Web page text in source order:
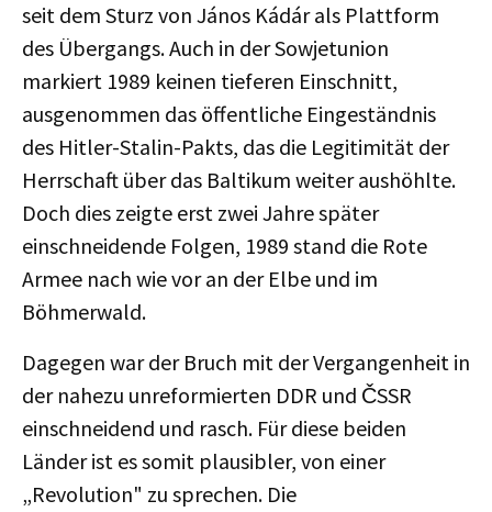
seit dem Sturz von János Kádár als Plattform
des Übergangs. Auch in der Sowjetunion
markiert 1989 keinen tieferen Einschnitt,
ausgenommen das öffentliche Eingeständnis
des Hitler-Stalin-Pakts, das die Legitimität der
Herrschaft über das Baltikum weiter aushöhlte.
Doch dies zeigte erst zwei Jahre später
einschneidende Folgen, 1989 stand die Rote
Armee nach wie vor an der Elbe und im
Böhmerwald.
Dagegen war der Bruch mit der Vergangenheit in
der nahezu unreformierten DDR und ČSSR
einschneidend und rasch. Für diese beiden
Länder ist es somit plausibler, von einer
„Revolution" zu sprechen. Die